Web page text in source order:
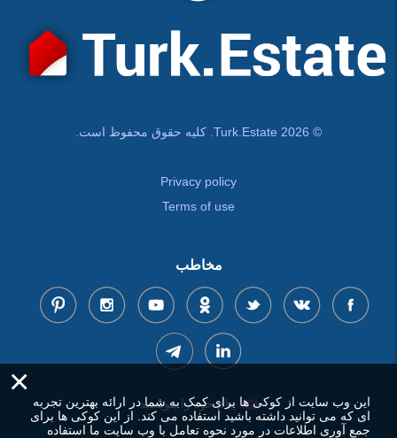
© Turk.Estate 2026. کلیه حقوق محفوظ است.
Privacy policy
Terms of use
مخاطب
پیام خود را بنویسید
×
این وب سایت از کوکی ها برای کمک به شما در ارائه بهترین تجربه
ای که می توانید داشته باشید استفاده می کند. از این کوکی ها برای
جمع آوری اطلاعات در مورد نحوه تعامل با وب سایت ما استفاده